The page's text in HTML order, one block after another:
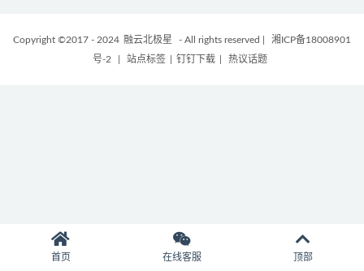
Copyright ©2017 - 2024 融云北极星 - All rights reserved
湘ICP备18008901
号-2
站点标签 钉钉下载 热议话题
首页 在线客服 顶部